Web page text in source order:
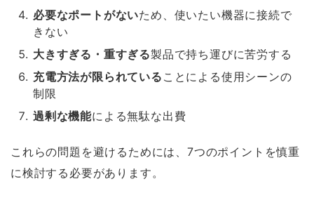
必要なポートがないため、使いたい機器に接続で
きない
大きすぎる・重すぎる製品で持ち運びに苦労する
充電方法が限られている ことによる使用シーンの
制限
過剰な機能による無駄な出費
これらの問題を避けるためには、7つのポイントを慎重
に検討する必要があります。